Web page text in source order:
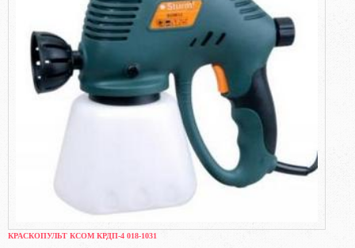
КРАСКОПУЛЬТ КСОМ КРДП-4 018-1031